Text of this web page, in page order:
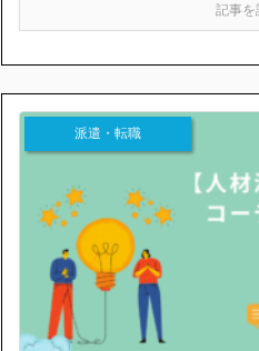
記事を
派遣・転職